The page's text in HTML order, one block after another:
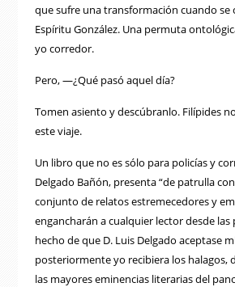
que sufre una transformación cuando se
Espíritu González. Una permuta
yo corredor.
Pero, —¿Qué pasó aquel día?
Tomen asiento y descúbranlo. Filípides
este viaje.
Un libro que no es sólo para policías y
Delgado Bañón, presenta “de patrulla
conjunto de relatos estremecedores y
engancharán a cualquier lector desde las
hecho de que D. Luis Delgado aceptase
posteriormente yo recibiera los halagos,
las mayores eminencias literarias del